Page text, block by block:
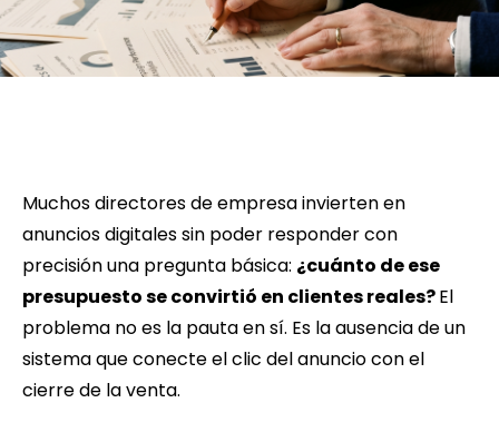
Muchos directores de empresa invierten en
anuncios digitales sin poder responder con
precisión una pregunta básica: ¿cuánto de ese
presupuesto se convirtió en clientes reales?El
problema no es la pauta en sí. Es la ausencia de un
sistema que conecte el clic del anuncio con el
cierre de la venta.